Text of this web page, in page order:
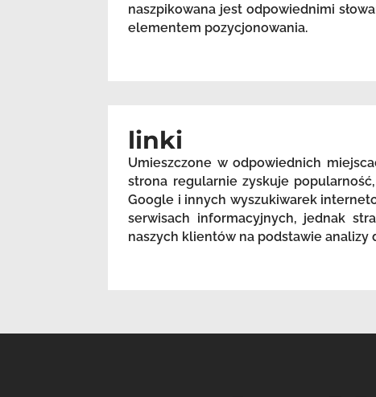
naszpikowana jest odpowiednimi
elementem pozycjonowania.
linki
Umieszczone w odpowiednich
strona regularnie zyskuje
Google i innych wyszukiwarek
serwisach informacyjnych, jednak
naszych klientów na podstawie analizy